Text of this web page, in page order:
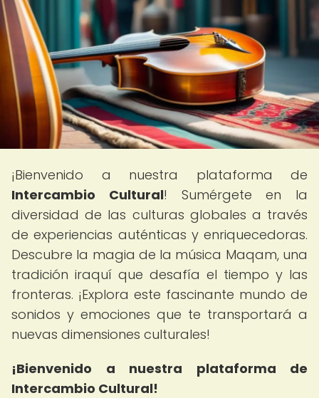
¡Bienvenido a nuestra plataforma de
Intercambio Cultural! Sumérgete en la
diversidad de las culturas globales a través
de experiencias auténticas y enriquecedoras.
Descubre la magia de la música Maqam, una
tradición iraquí que desafía el tiempo y las
fronteras. ¡Explora este fascinante mundo de
sonidos y emociones que te transportará a
nuevas dimensiones culturales!
¡Bienvenido a nuestra plataforma de
Intercambio Cultural!